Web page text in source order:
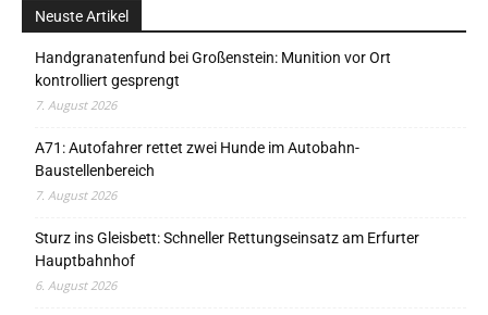
Neuste Artikel
Handgranatenfund bei Großenstein: Munition vor Ort
kontrolliert gesprengt
7. August 2026
A71: Autofahrer rettet zwei Hunde im Autobahn-
Baustellenbereich
7. August 2026
Sturz ins Gleisbett: Schneller Rettungseinsatz am Erfurter
Hauptbahnhof
6. August 2026